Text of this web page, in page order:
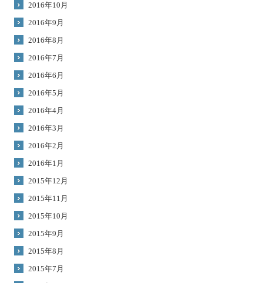
2016年10月
2016年9月
2016年8月
2016年7月
2016年6月
2016年5月
2016年4月
2016年3月
2016年2月
2016年1月
2015年12月
2015年11月
2015年10月
2015年9月
2015年8月
2015年7月